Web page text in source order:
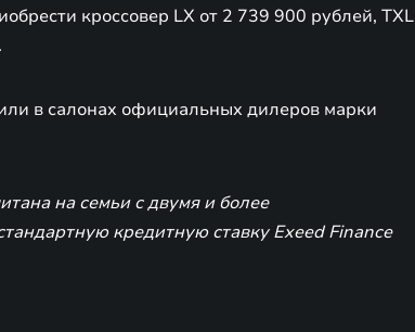
кроссовер LX от 2 739 900 рублей, TXL
в салонах официальных дилеров марки
на семьи с двумя и более
кредитную ставку Exeed Finance